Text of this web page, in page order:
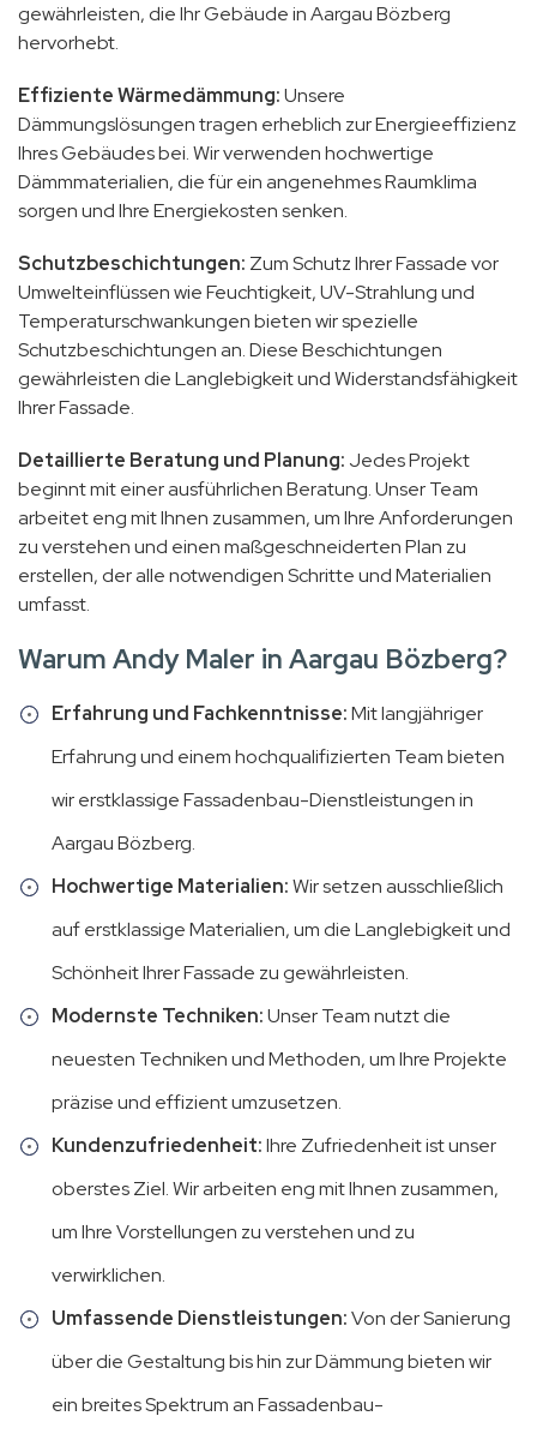
gewährleisten, die Ihr Gebäude in Aargau Bözberg
hervorhebt.
Effiziente Wärmedämmung:Unsere
Dämmungslösungen tragen erheblich zur Energieeffizienz
Ihres Gebäudes bei. Wir verwenden hochwertige
Dämmmaterialien, die für ein angenehmes Raumklima
sorgen und Ihre Energiekosten senken.
Schutzbeschichtungen: Zum Schutz Ihrer Fassade vor
Umwelteinflüssen wie Feuchtigkeit, UV-Strahlung und
Temperaturschwankungen bieten wir spezielle
Schutzbeschichtungen an. Diese Beschichtungen
gewährleisten die Langlebigkeit und Widerstandsfähigkeit
Ihrer Fassade.
Detaillierte Beratung und Planung: Jedes Projekt
beginnt mit einer ausführlichen Beratung. Unser Team
arbeitet eng mit Ihnen zusammen, um Ihre Anforderungen
zu verstehen und einen maßgeschneiderten Plan zu
erstellen, der alle notwendigen Schritte und Materialien
umfasst.
Warum Andy Maler in Aargau Bözberg?
Erfahrung und Fachkenntnisse:Mit langjähriger
Erfahrung und einem hochqualifizierten Team bieten
wir erstklassige Fassadenbau-Dienstleistungen in
Aargau Bözberg.
Hochwertige Materialien:Wir setzen ausschließlich
auf erstklassige Materialien, um die Langlebigkeit und
Schönheit Ihrer Fassade zu gewährleisten.
Modernste Techniken:Unser Team nutzt die
neuesten Techniken und Methoden, um Ihre Projekte
präzise und effizient umzusetzen.
Kundenzufriedenheit:Ihre Zufriedenheit ist unser
oberstes Ziel. Wir arbeiten eng mit Ihnen zusammen,
um Ihre Vorstellungen zu verstehen und zu
verwirklichen.
Umfassende Dienstleistungen:Von der Sanierung
über die Gestaltung bis hin zur Dämmung bieten wir
ein breites Spektrum an Fassadenbau-